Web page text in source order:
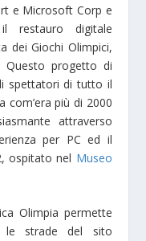
e Microsoft Corp e
restauro digitale
dei Giochi Olimpici,
Questo progetto di
spettatori di tutto il
com’era più di 2000
attraverso
per PC ed il
ospitato nel Museo
Olimpia permette
le strade del sito